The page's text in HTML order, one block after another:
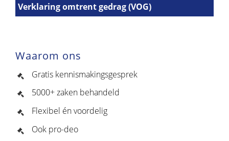
Verklaring omtrent gedrag (VOG)
Waarom ons
Gratis kennismakingsgesprek
5000+ zaken behandeld
Flexibel én voordelig
Ook pro-deo